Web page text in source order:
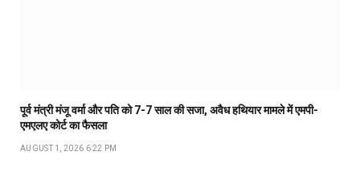
पूर्व मंत्री मंजू वर्मा और पति को 7-7 साल की सजा, अवैध हथियार मामले में एमपी-
एमएलए कोर्ट का फैसला
AUGUST 1, 2026 6:22 PM